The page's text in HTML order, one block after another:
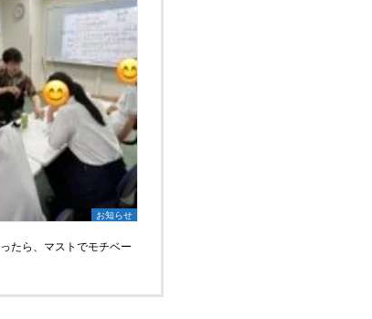
お知らせ
たら、マストでモチベー